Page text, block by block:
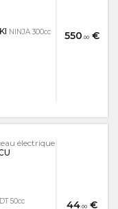
550.00 €
NINJA 300cc
44.00 €
électrique
DT 50cc